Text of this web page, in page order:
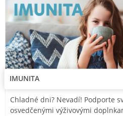
IMUNITA
Chladné dni? Nevadí! Podporte
osvedčenými výživovými